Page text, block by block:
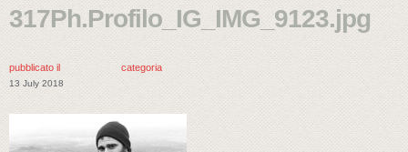
317Ph.Profilo_IG_IMG_9123.jpg
pubblicato il
13 July 2018
categoria